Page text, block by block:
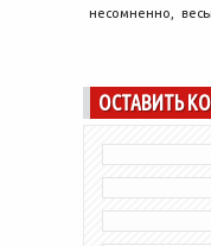
несомненно,
ОСТАВИТЬ